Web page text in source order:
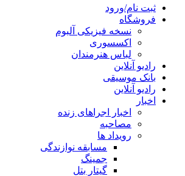
ثبت نام/ورود
فروشگاه
نسخه فیزیکی آلبوم
اکسسوری
لباس هنرمندان
رادیو آنلاین
بانک موسیقی
رادیو آنلاین
اخبار
اخبار اجراهای زنده
مصاحبه
رویداد ها
مسابقه نوازندگی
جمینگ
گیتار بتل